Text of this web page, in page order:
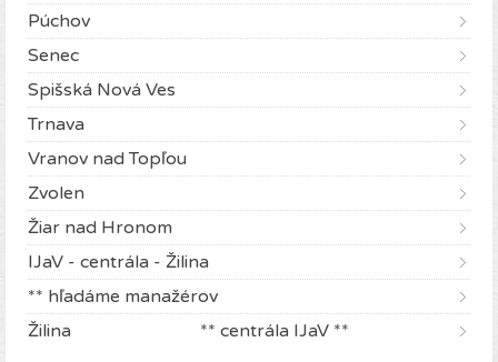
Púchov
Senec
Spišská Nová Ves
Trnava
Vranov nad Topľou
Zvolen
Žiar nad Hronom
IJaV - centrála - Žilina
** hľadáme manažérov
Žilina ** centrála IJaV **